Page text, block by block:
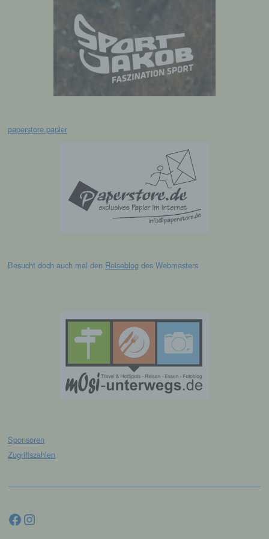
paperstore papier
Besucht doch auch mal den Reiseblog des Webmasters
Sponsoren
Zugriffszahlen
Facebook
Pseudonymisierung ist die Verarbeitung
personenbezogener Daten in einer Weise,
auf welche die personenbezogenen Daten
ohne Hinzuziehung zusätzlicher
Informationen nicht mehr einer spezifischen
betroffenen Person zugeordnet werden
können, sofern diese zusätzlichen
einer identifizierten oder identifizierbaren
g) Verantwortlicher oder für die
Verarbeitung Verantwortlicher
Verantwortlicher oder für die Verarbeitung
gemeinsam mit anderen über die Zwecke
das Recht der Mitgliedstaaten vorgegeben,
so kann der Verantwortliche
beziehungsweise können die bestimmten
Kriterien seiner Benennung nach dem
Unionsrecht oder dem Recht der
Mitgliedstaaten vorgesehen werden.
oder andere Stelle, die personenbezogene